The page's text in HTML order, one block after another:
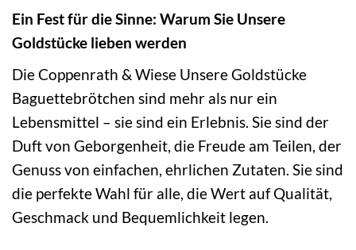
Ein Fest für die Sinne: Warum Sie Unsere
Goldstücke lieben werden
Die Coppenrath & Wiese Unsere Goldstücke
Baguettebrötchen sind mehr als nur ein
Lebensmittel – sie sind ein Erlebnis. Sie sind der
Duft von Geborgenheit, die Freude am Teilen, der
Genuss von einfachen, ehrlichen Zutaten. Sie sind
die perfekte Wahl für alle, die Wert auf Qualität,
Geschmack und Bequemlichkeit legen.